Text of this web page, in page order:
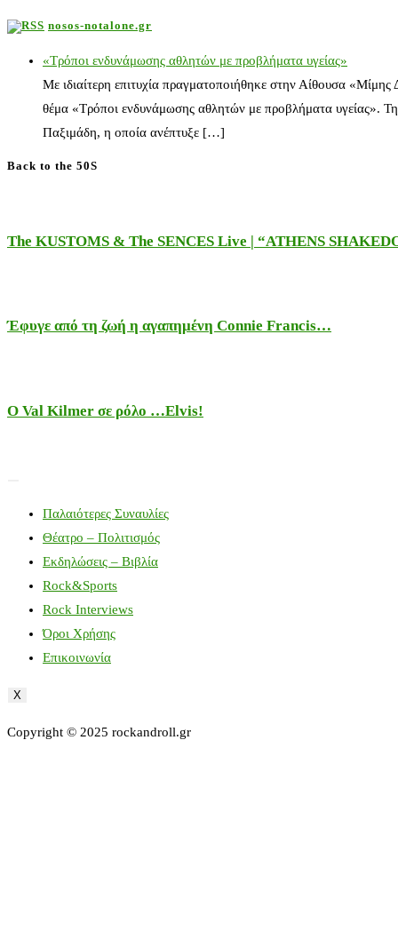
nosos-notalone.gr
«Τρόποι ενδυνάμωσης αθλητών με προβλήματα υγείας»
Με ιδιαίτερη επιτυχία πραγματοποιήθηκε στην Αίθουσα
θέμα «Τρόποι ενδυνάμωσης αθλητών με προβλήματα υγείας».
Παξιμάδη, η οποία ανέπτυξε […]
Back to the 50S
The KUSTOMS & The SENCES Live | “ATHENS
Έφυγε από τη ζωή η αγαπημένη Connie Francis…
Ο Val Kilmer σε ρόλο …Elvis!
Παλαιότερες Συναυλίες
Θέατρο – Πολιτισμός
Εκδηλώσεις – Βιβλία
Rock&Sports
Rock Interviews
Όροι Χρήσης
Επικοινωνία
X
Copyright © 2025 rockandroll.gr